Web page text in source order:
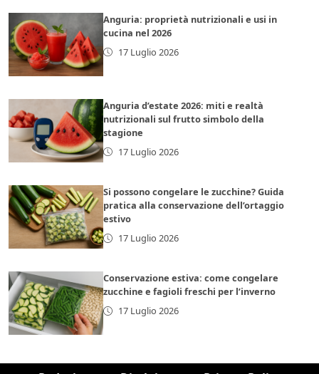
Anguria: proprietà nutrizionali e usi in
cucina nel 2026
17 Luglio 2026
Anguria d’estate 2026: miti e realtà
nutrizionali sul frutto simbolo della
stagione
17 Luglio 2026
Si possono congelare le zucchine? Guida
pratica alla conservazione dell’ortaggio
estivo
17 Luglio 2026
Conservazione estiva: come congelare
zucchine e fagioli freschi per l’inverno
17 Luglio 2026